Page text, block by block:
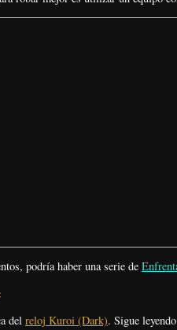
podría haber una serie de
del reloj Kuroi (Dark). Sigue